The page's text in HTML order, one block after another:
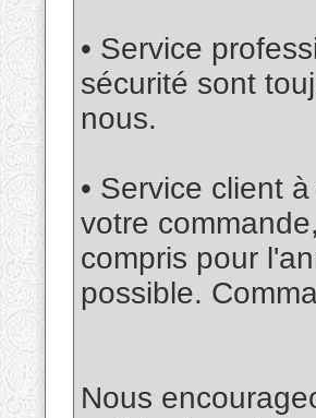
• Service
sécurité sont
nous.
• Service client
votre
compris pour
possible.
Nous